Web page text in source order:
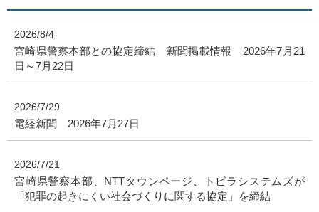
2026/8/4
宮崎県警察本部との協定締結 新聞掲載情報 2026年7月21
日～7月22日
2026/7/29
電経新聞 2026年7月27日
2026/7/21
宮崎県警察本部、NTTタウンページ、トビラシステムズが
「犯罪の起きにくい社会づくりに関する協定」を締結